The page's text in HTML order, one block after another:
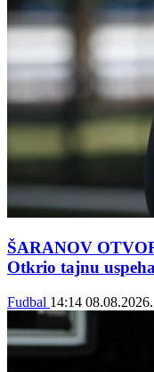
ŠARANOV
Otkrio tajnu
Fudbal 14:14 08.08.2026.